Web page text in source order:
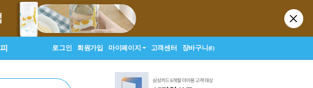
로그인 회원가입 마이페이지 고객센터 장바구니(0)